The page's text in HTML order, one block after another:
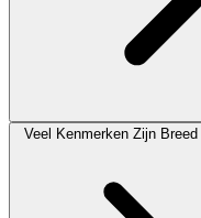
Veel Kenmerken Zijn